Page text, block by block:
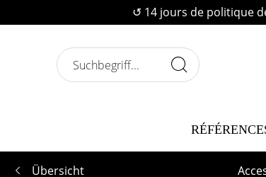
↺ 14 jours de politique
Übersicht